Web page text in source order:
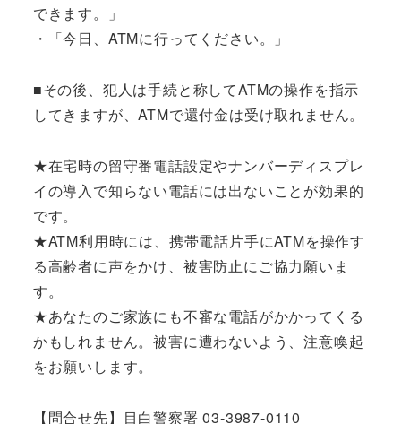
できます。」
・「今日、ATMに行ってください。」
■その後、犯人は手続と称してATMの操作を指示
してきますが、ATMで還付金は受け取れません。
★在宅時の留守番電話設定やナンバーディスプレ
イの導入で知らない電話には出ないことが効果的
です。
★ATM利用時には、携帯電話片手にATMを操作す
る高齢者に声をかけ、被害防止にご協力願いま
す。
★あなたのご家族にも不審な電話がかかってくる
かもしれません。被害に遭わないよう、注意喚起
をお願いします。
【問合せ先】目白警察署 03-3987-0110